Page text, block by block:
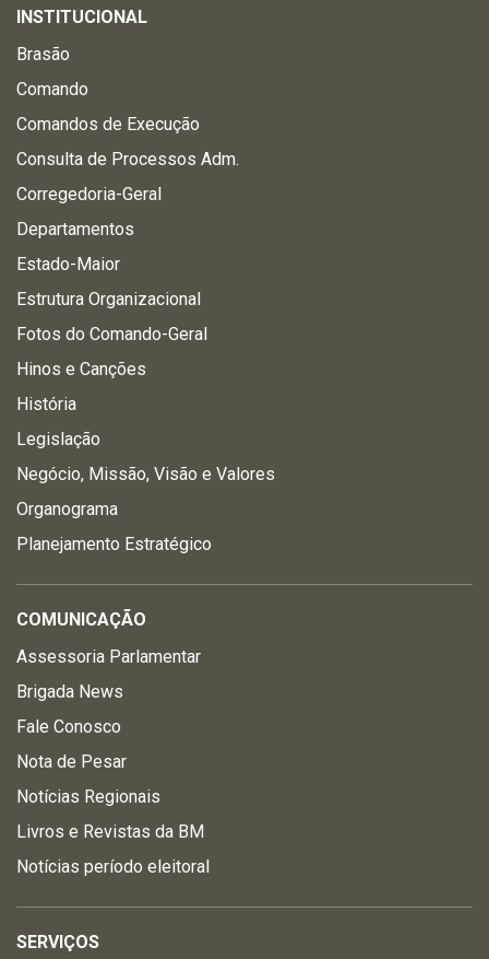
INSTITUCIONAL
Brasão
Comando
Comandos de Execução
Consulta de Processos Adm.
Corregedoria-Geral
Departamentos
Estado-Maior
Estrutura Organizacional
Fotos do Comando-Geral
Hinos e Canções
História
Legislação
Negócio, Missão, Visão e Valores
Organograma
Planejamento Estratégico
COMUNICAÇÃO
Assessoria Parlamentar
Brigada News
Fale Conosco
Nota de Pesar
Notícias Regionais
Livros e Revistas da BM
Notícias período eleitoral
SERVIÇOS